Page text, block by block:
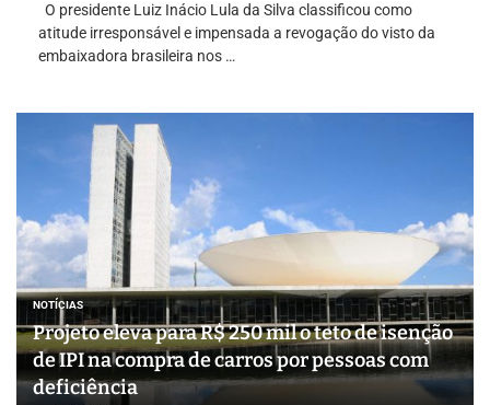
O presidente Luiz Inácio Lula da Silva classificou como
atitude irresponsável e impensada a revogação do visto da
embaixadora brasileira nos …
NOTÍCIAS
Projeto eleva para R$ 250 mil o teto de isenção
de IPI na compra de carros por pessoas com
deficiência